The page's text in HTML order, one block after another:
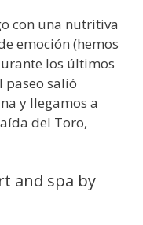
con una nutritiva
emoción (hemos
los últimos
paseo salió
y llegamos a
del Toro,
and spa by